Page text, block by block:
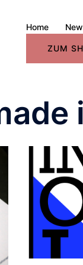
Home
ZUM